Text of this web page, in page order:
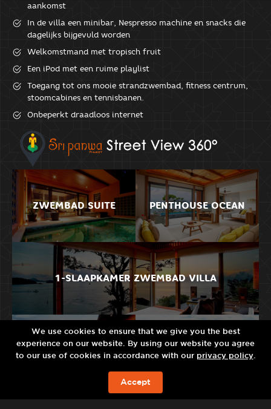
aankomst
In de villa een minibar, Nespresso machine en snacks die
dagelijks bijgevuld worden
Welkomstmand met tropisch fruit
Een iPod met een ruime playlist
Toegang tot ons mooie strandzwembad, fitness centrum,
stoomcabines en tennisbanen.
Onbeperkt draadloos internet
ZWEMBAD SUITE PENTHOUSE OCEAN
1-SLAAPKAMER ZWEMBAD VILLA
TWEE SLAAPKAMER
BAD VILLA
RESIDENCE POOL
VILLA
BOOK NOW
We use cookies to ensure that we give you the best
experience on our website. By using our website you agree
to our use of cookies in accordance with our privacy policy.
Accept